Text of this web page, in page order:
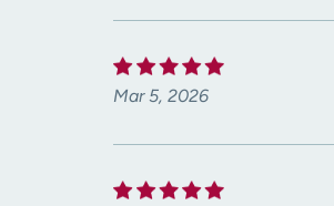
Mar 5, 2026